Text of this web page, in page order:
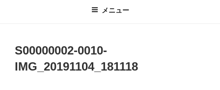
メニュー
S00000002-0010-
IMG_20191104_181118